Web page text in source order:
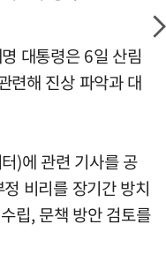
대통령은 6일 산림
련해 진상 파악과 대
)에 관련 기사를 공
비리를 장기간 방치
립, 문책 방안 검토를